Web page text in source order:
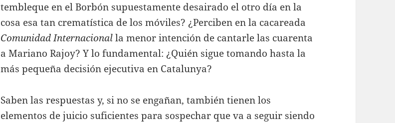
tembleque en el Borbón supuestamente desairado el otro día en la
cosa esa tan crematística de los móviles? ¿Perciben en la cacareada
Comunidad Internacionalla menor intención de cantarle las cuarenta
a Mariano Rajoy? Y lo fundamental: ¿Quién sigue tomando hasta la
más pequeña decisión ejecutiva en Catalunya?
Saben las respuestas y, si no se engañan, también tienen los
elementos de juicio suficientes para sospechar que va a seguir siendo